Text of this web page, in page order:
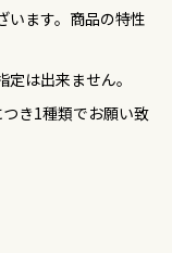
います。商品の特性
は出来ません。
き1種類でお願い致